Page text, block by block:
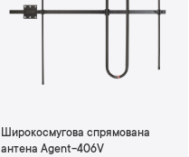
и
к
Широкосмугова спрямована
антена Agent-406V